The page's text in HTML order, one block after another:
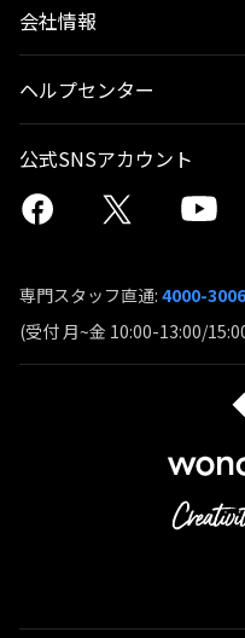
会社情報
ヘルプセンター
公式SNSアカウント
専門スタッフ直通: 4000-
(受付 月~金 10:00-13:00/